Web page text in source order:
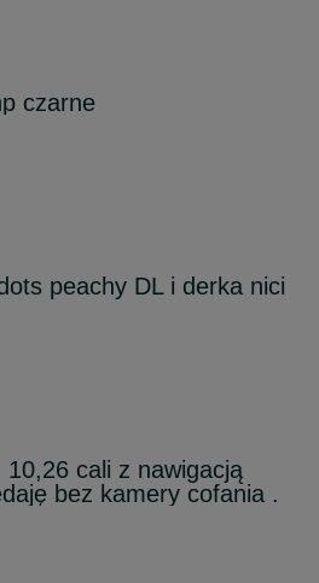
czarne
peachy DL i derka nici
cali z nawigacją
bez kamery cofania .